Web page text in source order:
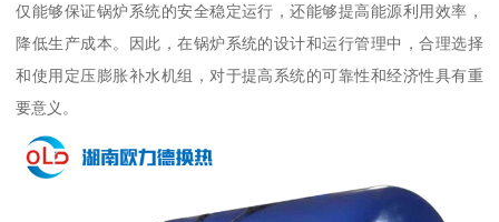
仅能够保证锅炉系统的安全稳定运行，还能够提高能源利用效率，
降低生产成本。因此，在锅炉系统的设计和运行管理中，合理选择
和使用定压膨胀补水机组，对于提高系统的可靠性和经济性具有重
要意义。